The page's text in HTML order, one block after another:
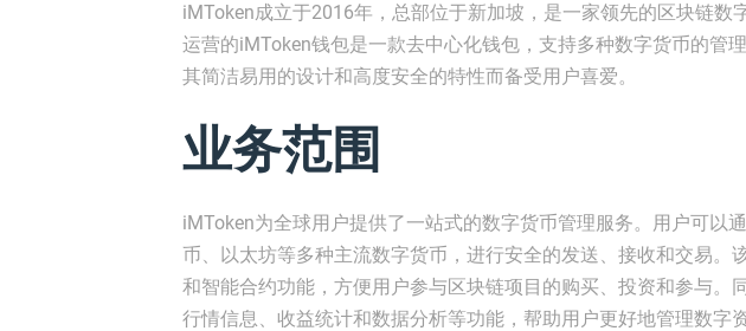
iMToken成立于2016年，总部位于新加坡，是一家领先的区块链数
运营的iMToken钱包是一款去中心化钱包，支持多种数字货币的管
其简洁易用的设计和高度安全的特性而备受用户喜爱。
业务范围
iMToken为全球用户提供了一站式的数字货币管理服务。用户可以
币、以太坊等多种主流数字货币，进行安全的发送、接收和交易。
和智能合约功能，方便用户参与区块链项目的购买、投资和参与。
行情信息、收益统计和数据分析等功能，帮助用户更好地管理数字资